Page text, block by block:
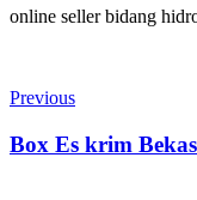
online seller bidang
Previous
Box Es krim